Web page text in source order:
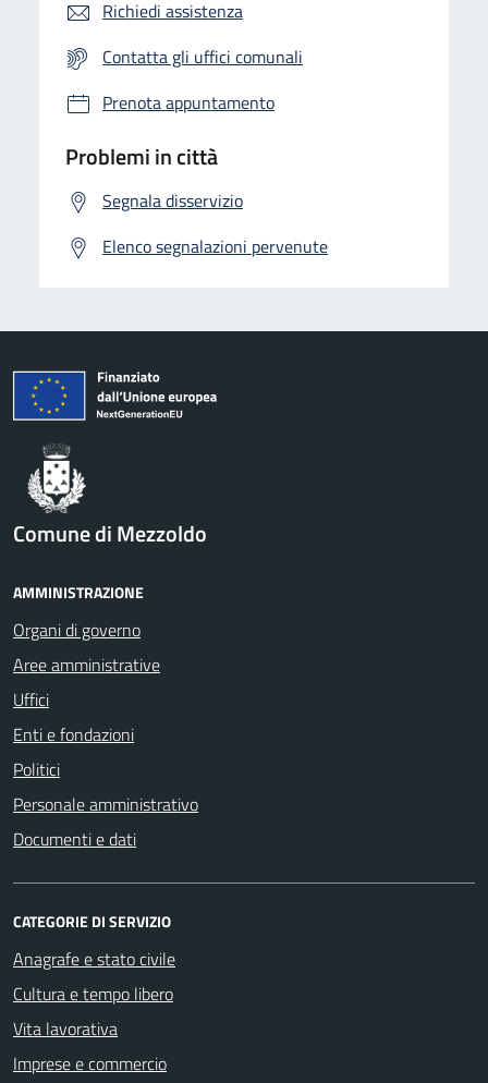
Richiedi assistenza
Contatta gli uffici comunali
Prenota appuntamento
Problemi in città
Segnala disservizio
Elenco segnalazioni pervenute
Comune di Mezzoldo
AMMINISTRAZIONE
Organi di governo
Aree amministrative
Uffici
Enti e fondazioni
Politici
Personale amministrativo
Documenti e dati
CATEGORIE DI SERVIZIO
Anagrafe e stato civile
Cultura e tempo libero
Vita lavorativa
Imprese e commercio